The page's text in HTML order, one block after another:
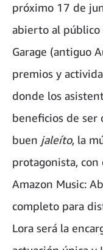
próximo 17 de
abierto al público
Garage (antiguo
premios y
donde los
beneficios de ser
buen jaleíto, la
protagonista,
Amazon Music:
completo para
Lora será la